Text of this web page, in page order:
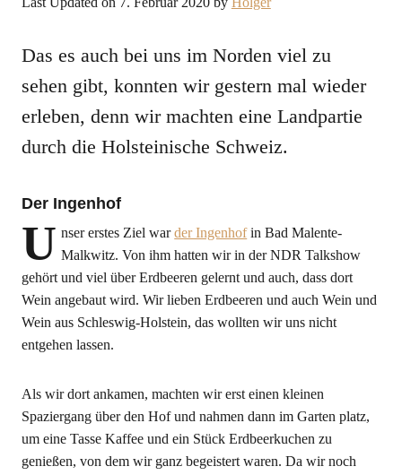
Das es auch bei uns im Norden viel zu
sehen gibt, konnten wir gestern mal wieder
erleben, denn wir machten eine Landpartie
durch die Holsteinische Schweiz.
Der Ingenhof
U nser erstes Ziel warder Ingenhofin Bad Malente-
Malkwitz. Von ihm hatten wir in der NDR Talkshow
gehört und viel über Erdbeeren gelernt und auch, dass dort
Wein angebaut wird. Wir lieben Erdbeeren und auch Wein und
Wein aus Schleswig-Holstein, das wollten wir uns nicht
entgehen lassen.
Als wir dort ankamen, machten wir erst einen kleinen
Spaziergang über den Hof und nahmen dann im Garten platz,
um eine Tasse Kaffee und ein Stück Erdbeerkuchen zu
genießen, von dem wir ganz begeistert waren. Da wir noch